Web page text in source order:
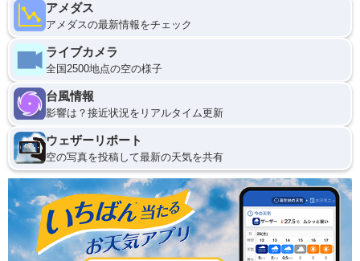
アメダス
アメダスの最新情報をチェック
ライブカメラ
全国2500地点の空の様子
台風情報
影響は？接近状況をリアルタイム更新
ウェザーリポート
空の写真を投稿して最新の天気を共有